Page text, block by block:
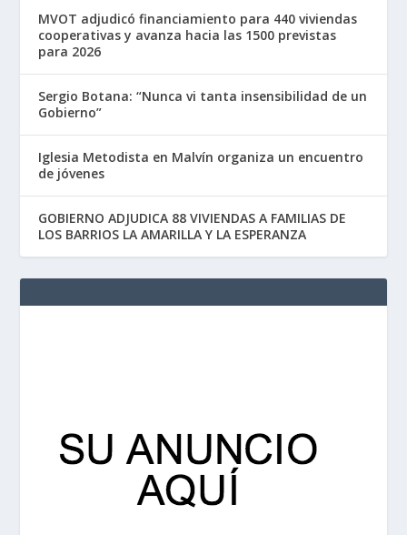
MVOT adjudicó financiamiento para 440 viviendas
cooperativas y avanza hacia las 1500 previstas
para 2026
Sergio Botana: “Nunca vi tanta insensibilidad de un
Gobierno”
Iglesia Metodista en Malvín organiza un encuentro
de jóvenes
GOBIERNO ADJUDICA 88 VIVIENDAS A FAMILIAS DE
LOS BARRIOS LA AMARILLA Y LA ESPERANZA